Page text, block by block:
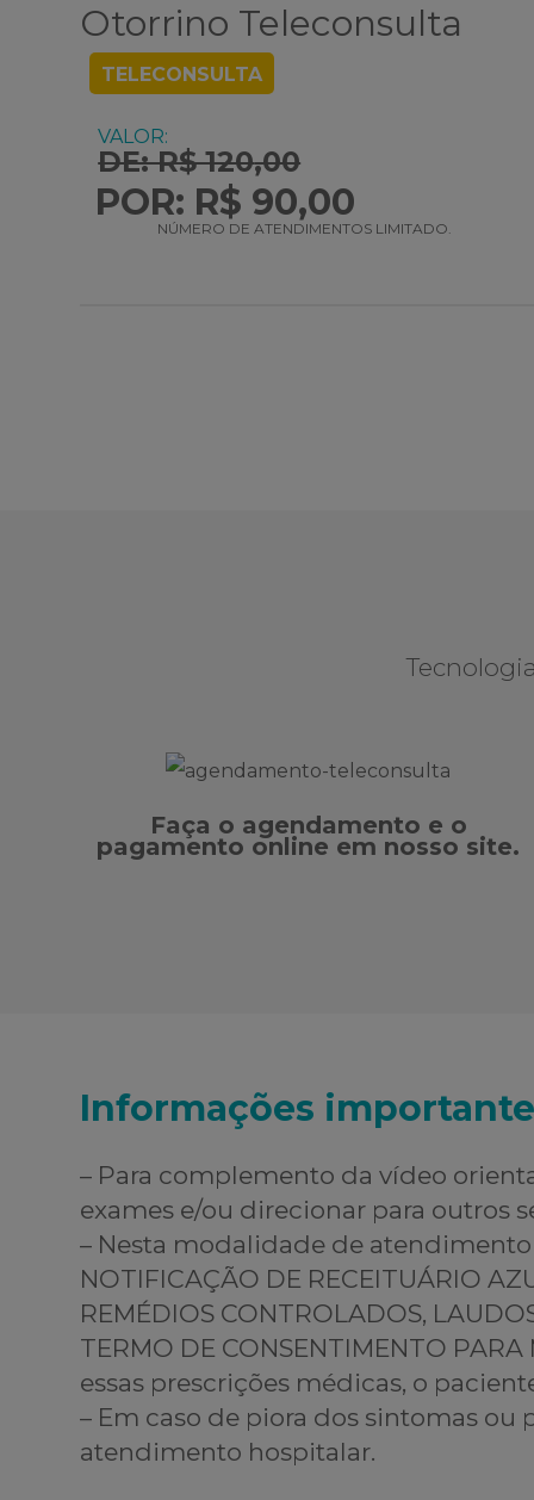
Otorrino Teleconsulta
TELECONSULTA
VALOR:
DE: R$ 120,00
POR: R$ 90,00
NÚMERO DE ATENDIMENTOS LIMITADO.
Faça o agendamento e o
pagamento online em nosso site.
Informações
– Para complemento da vídeo
exames e/ou direcionar para outros
– Nesta modalidade de atendimento
NOTIFICAÇÃO DE RECEITUÁRIO
REMÉDIOS CONTROLADOS,
TERMO DE CONSENTIMENTO
essas prescrições médicas, o
– Em caso de piora dos sintomas
atendimento hospitalar.